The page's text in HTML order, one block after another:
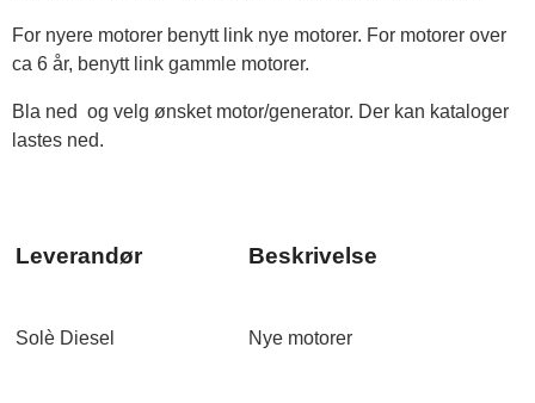
For nyere motorer benytt link nye motorer. For motorer over
ca 6 år, benytt link gammle motorer.
Bla ned og velg ønsket motor/generator. Der kan kataloger
lastes ned.
Leverandør Beskrivelse
Solè Diesel Nye